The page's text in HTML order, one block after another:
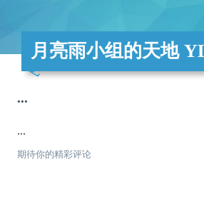
月亮雨小组的天地
...
...
期待你的精彩评论